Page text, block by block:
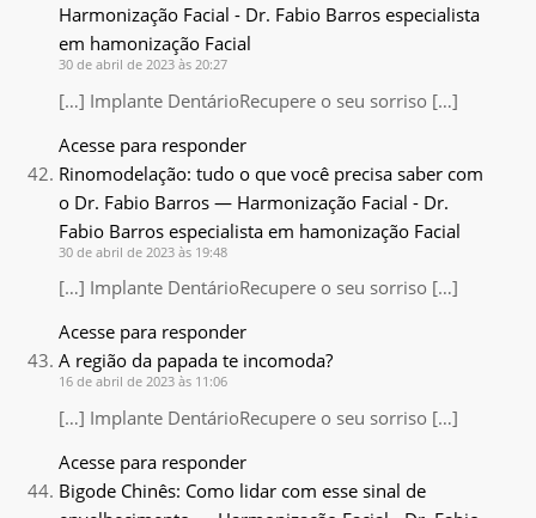
Harmonização Facial - Dr. Fabio Barros especialista
em hamonização Facial
30 de abril de 2023 às 20:27
[…] Implante DentárioRecupere o seu sorriso […]
Acesse para responder
Rinomodelação: tudo o que você precisa saber com
o Dr. Fabio Barros — Harmonização Facial - Dr.
Fabio Barros especialista em hamonização Facial
30 de abril de 2023 às 19:48
[…] Implante DentárioRecupere o seu sorriso […]
Acesse para responder
A região da papada te incomoda?
16 de abril de 2023 às 11:06
[…] Implante DentárioRecupere o seu sorriso […]
Acesse para responder
Bigode Chinês: Como lidar com esse sinal de